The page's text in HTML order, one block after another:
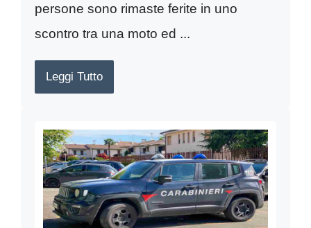
persone sono rimaste ferite in uno
scontro tra una moto ed ...
Leggi Tutto